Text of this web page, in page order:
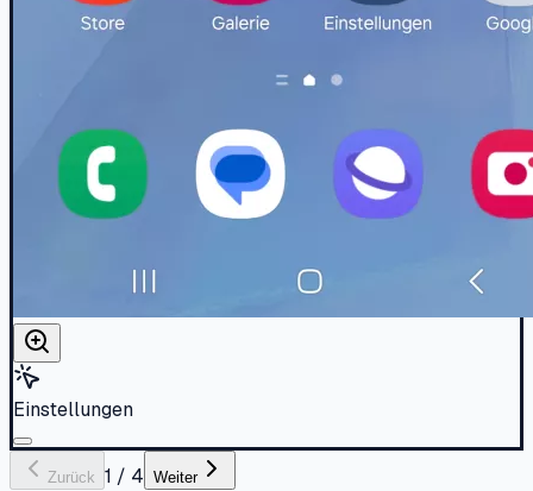
Einstellungen
Zurück 1 / 4 Weiter